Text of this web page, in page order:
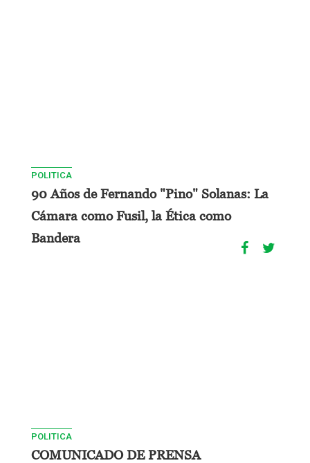
POLITICA
90 Años de Fernando "Pino" Solanas: La
Cámara como Fusil, la Ética como
Bandera
POLITICA
COMUNICADO DE PRENSA